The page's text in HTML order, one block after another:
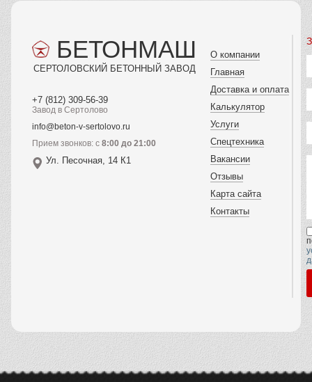
БЕТОНМАШ
СЕРТОЛОВСКИЙ БЕТОННЫЙ ЗАВОД
+7 (812) 309-56-39
Завод в Сертолово
info@beton-v-sertolovo.ru
Прием звонков: с 8:00 до 21:00
Ул. Песочная, 14 К1
О компании
Главная
Доставка и оплата
Калькулятор
Услуги
Спецтехника
Вакансии
Отзывы
Карта сайта
Контакты